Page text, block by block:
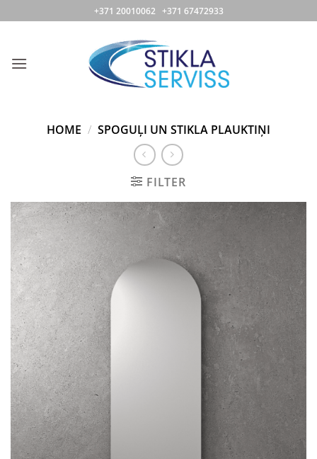
to
+371 20010062 +371 67472933
HOME / SPOGUĻI UN STIKLA PLAUKTIŅI
FILTER